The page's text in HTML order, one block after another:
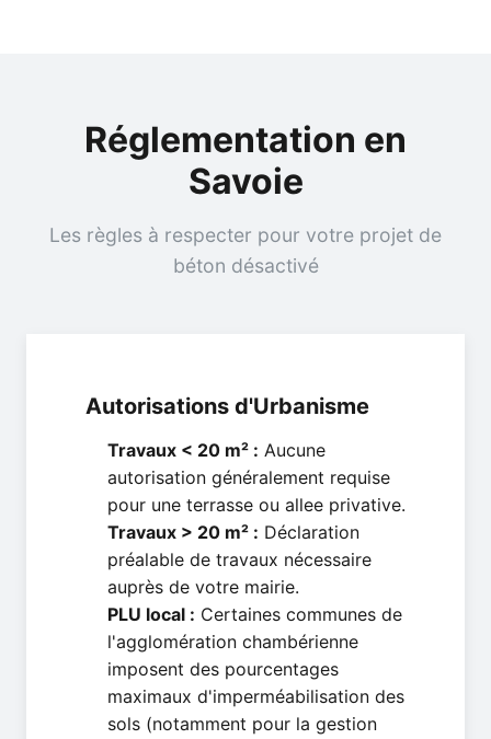
Réglementation en
Savoie
Les règles à respecter pour votre projet de
béton désactivé
Autorisations d'Urbanisme
Travaux < 20 m² : Aucune
autorisation généralement requise
pour une terrasse ou allee privative.
Travaux > 20 m² : Déclaration
préalable de travaux nécessaire
auprès de votre mairie.
PLU local : Certaines communes de
l'agglomération chambérienne
imposent des pourcentages
maximaux d'imperméabilisation des
sols (notamment pour la gestion